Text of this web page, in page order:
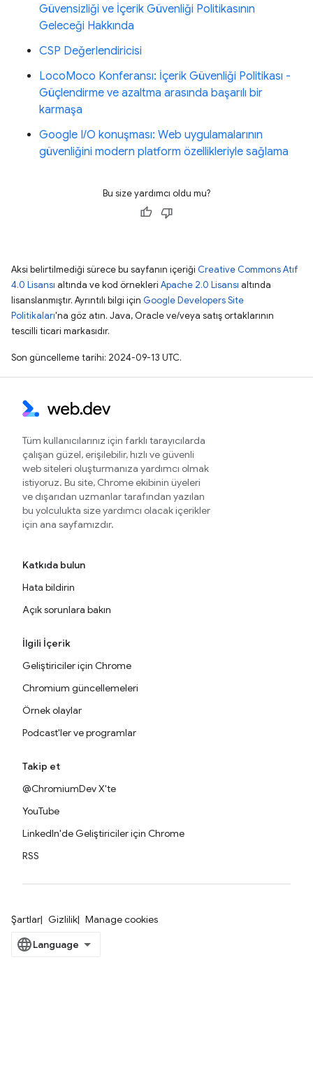
Güvensizliği ve İçerik Güvenliği Politikasının
Geleceği Hakkında
CSP Değerlendiricisi
LocoMoco Konferansı: İçerik Güvenliği Politikası -
Güçlendirme ve azaltma arasında başarılı bir
karmaşa
Google I/O konuşması: Web uygulamalarının
güvenliğini modern platform özellikleriyle sağlama
Bu size yardımcı oldu mu?
Aksi belirtilmediği sürece bu sayfanın içeriği Creative Commons Atıf
4.0 Lisansı altında ve kod örnekleri Apache 2.0 Lisansı altında
lisanslanmıştır. Ayrıntılı bilgi için Google Developers Site
Politikaları'na göz atın. Java, Oracle ve/veya satış ortaklarının
tescilli ticari markasıdır.
Son güncelleme tarihi: 2024-09-13 UTC.
Tüm kullanıcılarınız için farklı tarayıcılarda
çalışan güzel, erişilebilir, hızlı ve güvenli
web siteleri oluşturmanıza yardımcı olmak
istiyoruz. Bu site, Chrome ekibinin üyeleri
ve dışarıdan uzmanlar tarafından yazılan
bu yolculukta size yardımcı olacak içerikler
için ana sayfamızdır.
Katkıda bulun
Hata bildirin
Açık sorunlara bakın
İlgili İçerik
Geliştiriciler için Chrome
Chromium güncellemeleri
Örnek olaylar
Podcast'ler ve programlar
Takip et
@ChromiumDev X'te
YouTube
LinkedIn'de Geliştiriciler için Chrome
RSS
Şartlar Gizlilik Manage cookies